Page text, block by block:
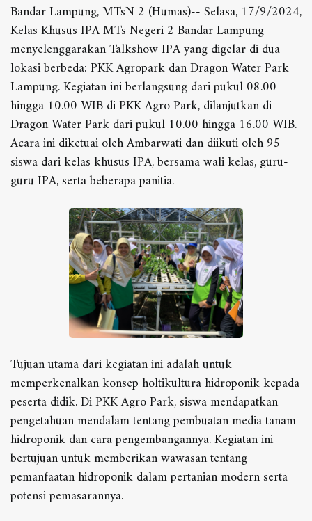
Bandar Lampung, MTsN 2 (Humas)-- Selasa, 17/9/2024,
Kelas Khusus IPA MTs Negeri 2 Bandar Lampung
menyelenggarakan Talkshow IPA yang digelar di dua
lokasi berbeda: PKK Agropark dan Dragon Water Park
Lampung. Kegiatan ini berlangsung dari pukul 08.00
hingga 10.00 WIB di PKK Agro Park, dilanjutkan di
Dragon Water Park dari pukul 10.00 hingga 16.00 WIB.
Acara ini diketuai oleh Ambarwati dan diikuti oleh 95
siswa dari kelas khusus IPA, bersama wali kelas, guru-
guru IPA, serta beberapa panitia.
Tujuan utama dari kegiatan ini adalah untuk
memperkenalkan konsep holtikultura hidroponik kepada
peserta didik. Di PKK Agro Park, siswa mendapatkan
pengetahuan mendalam tentang pembuatan media tanam
hidroponik dan cara pengembangannya. Kegiatan ini
bertujuan untuk memberikan wawasan tentang
pemanfaatan hidroponik dalam pertanian modern serta
potensi pemasarannya.